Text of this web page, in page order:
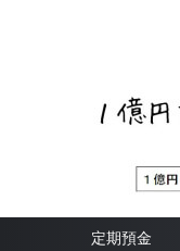
定期預金